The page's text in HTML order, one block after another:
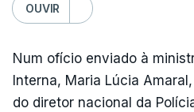
OUVIR
Num ofício enviado à
Interna, Maria Lúcia
do diretor nacional da